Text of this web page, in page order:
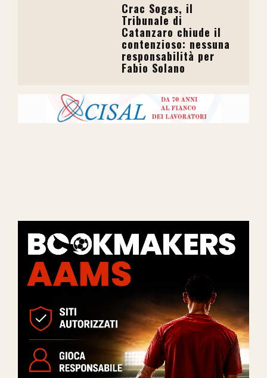
Crac Sogas, il
Tribunale di
Catanzaro chiude il
contenzioso: nessuna
responsabilità per
Fabio Solano